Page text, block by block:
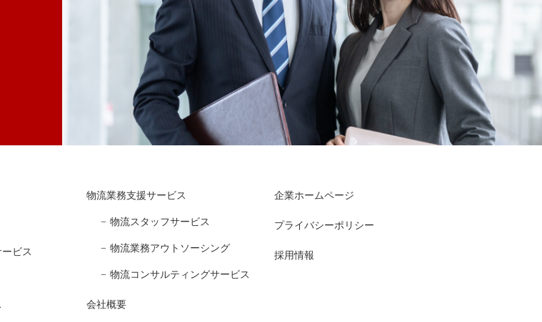
ビス
物流業務支援サービス
物流スタッフサービス
物流業務アウトソーシング
物流コンサルティングサービス
会社概要
企業ホームページ
プライバシーポリシー
採用情報